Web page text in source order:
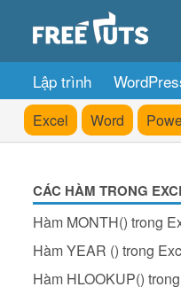
Lập trình
Excel Word
CÁC HÀM TRONG
Hàm MONTH() trong
Hàm YEAR () trong
Hàm HLOOKUP()